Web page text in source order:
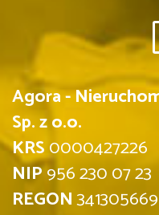
Agora -
Sp. z o.o.
KRS0000427226
NIP956 230 07 23
REGON341305669